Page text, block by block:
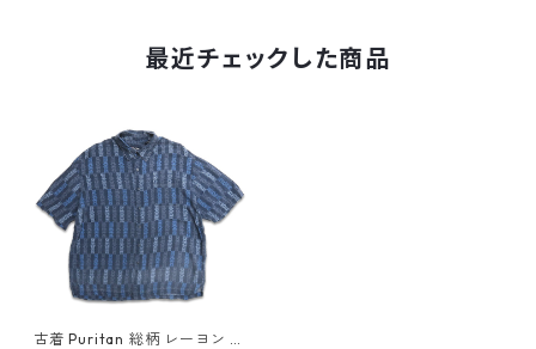
最近チェックした商品
古着 Puritan 総柄 レーヨン 半